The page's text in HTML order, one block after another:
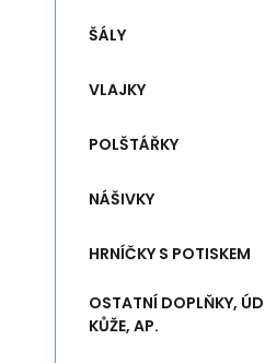
ŠÁLY
VLAJKY
POLŠTÁŘKY
NÁŠIVKY
HRNÍČKY S POTISKEM
OSTATNÍ DOPLŇKY,
KŮŽE, AP.